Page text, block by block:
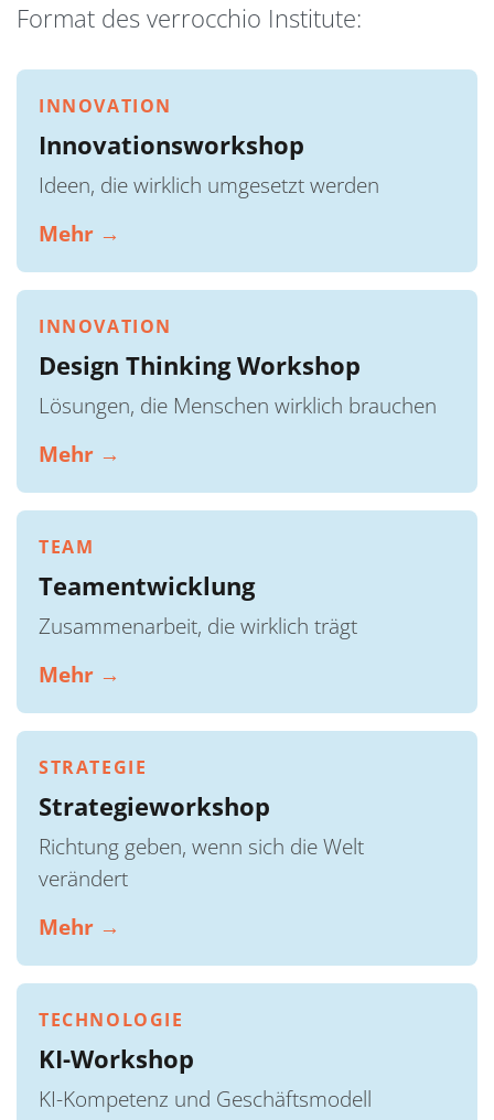
Format des verrocchio Institute:
INNOVATION
Innovationsworkshop
Ideen, die wirklich umgesetzt werden
Mehr →
INNOVATION
Design Thinking Workshop
Lösungen, die Menschen wirklich brauchen
Mehr →
TEAM
Teamentwicklung
Zusammenarbeit, die wirklich trägt
Mehr →
STRATEGIE
Strategieworkshop
Richtung geben, wenn sich die Welt
verändert
Mehr →
TECHNOLOGIE
KI-Workshop
KI-Kompetenz und Geschäftsmodell